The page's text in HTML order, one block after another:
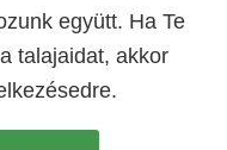
együtt. Ha Te
talajaidat, akkor